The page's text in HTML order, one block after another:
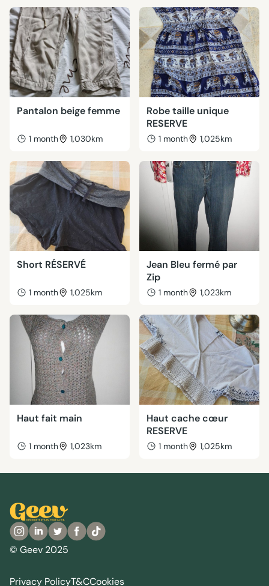
Pantalon beige femme
1 month 1,030km
Robe taille unique
RESERVE
1 month 1,025km
Short RÉSERVÉ
1 month 1,025km
Jean Bleu fermé par
Zip
1 month 1,023km
Haut fait main
1 month 1,023km
Haut cache cœur
RESERVE
1 month 1,025km
© Geev 2025
Privacy PolicyT&CCookies